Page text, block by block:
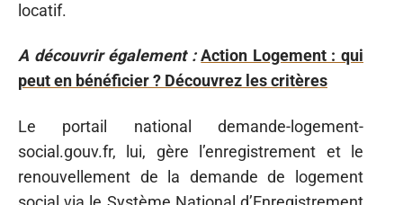
locatif.
A découvrir également : Action Logement : qui
peut en bénéficier ? Découvrez les critères
Le portail national demande-logement-
social.gouv.fr, lui, gère l’enregistrement et le
renouvellement de la demande de logement